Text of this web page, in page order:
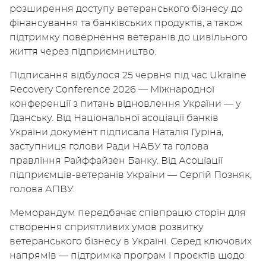
розширення доступу ветеранського бізнесу до
фінансування та банківських продуктів, а також
підтримку повернення ветеранів до цивільного
життя через підприємництво.
Підписання відбулося 25 червня під час Ukraine
Recovery Conference 2026 — Міжнародної
конференції з питань відновлення України — у
Гданську. Від Національної асоціації банків
України документ підписала Наталія Гуріна,
заступниця голови Ради НАБУ та голова
правління Райффайзен Банку. Від Асоціації
підприємців-ветеранів України — Сергій Позняк,
голова АПВУ.
Меморандум передбачає співпрацю сторін для
створення сприятливих умов розвитку
ветеранського бізнесу в Україні. Серед ключових
напрямів — підтримка програм і проєктів щодо